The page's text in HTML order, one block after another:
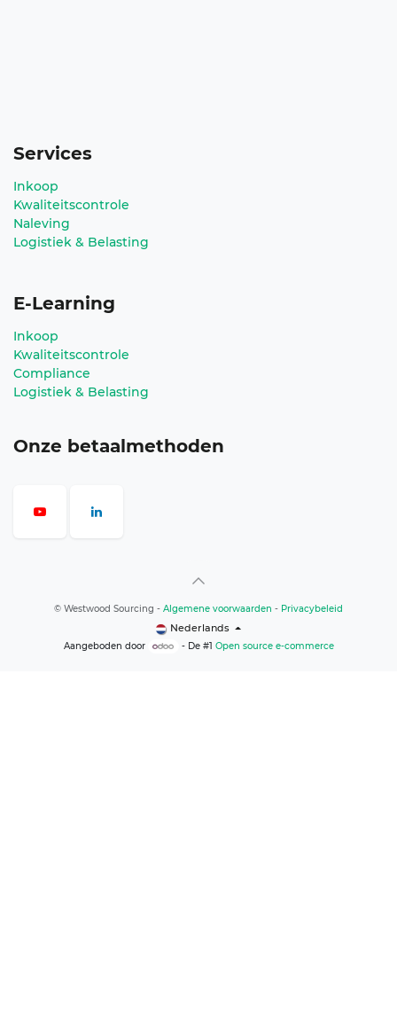
Services
Inkoop
Kwaliteitscontrole
Naleving
Logistiek & Belasting
E-Learning
Inkoop
Kwaliteitscontrole
Compliance
Logistiek & Belasting
Onze betaalmethoden
© Westwood Sourcing - Algemene voorwaarden - Privacybeleid
Nederlands
Aangeboden door - De #1 Open source e-commerce